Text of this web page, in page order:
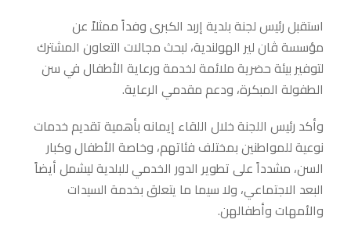
استقبل رئيس لجنة بلدية إربد الكبرى وفداً ممثلاً عن
مؤسسة ڤان لير الهولندية، لبحث مجالات التعاون المشترك
لتوفير بيئة حضرية ملائمة لخدمة ورعاية الأطفال في سن
الطفولة المبكرة، ودعم مقدمي الرعاية.
وأكد رئيس اللجنة خلال اللقاء إيمانه بأهمية تقديم خدمات
نوعية للمواطنين بمختلف فئاتهم، وخاصة الأطفال وكبار
السن، مشدداً على تطوير الدور الخدمي للبلدية ليشمل أيضاً
البعد الاجتماعي، ولا سيما ما يتعلق بخدمة السيدات
والأمهات وأطفالهن.